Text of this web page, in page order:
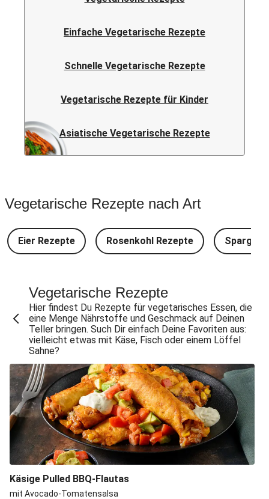
Einfache Vegetarische Rezepte
Schnelle Vegetarische Rezepte
Vegetarische Rezepte für Kinder
Asiatische Vegetarische Rezepte
Vegetarische Rezepte nach Art
Eier Rezepte Rosenkohl Rezepte Spargel
Vegetarische Rezepte
Hier findest Du Rezepte für vegetarisches Essen, die
eine Menge Nährstoffe und Geschmack auf Deinen
Teller bringen. Such Dir einfach Deine Favoriten aus:
vielleicht etwas mit Käse, Fisch oder einem Löffel
Sahne?
Käsige Pulled BBQ-Flautas
mit Avocado-Tomatensalsa